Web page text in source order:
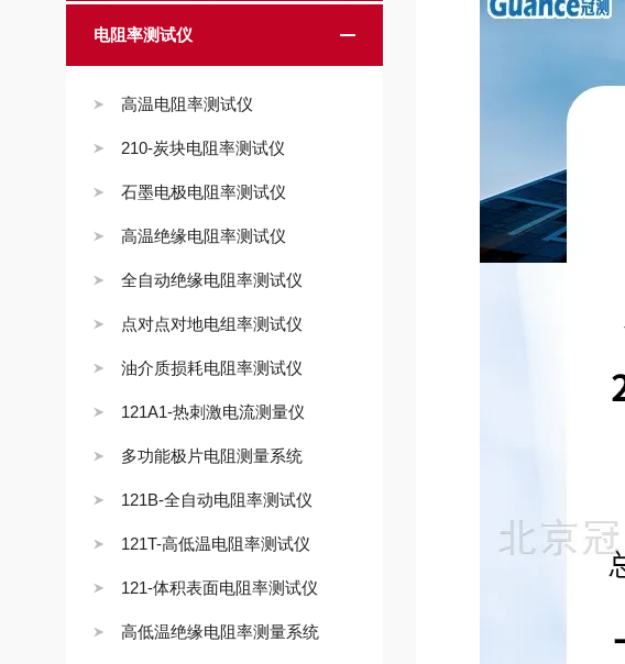
电阻率测试仪
高温电阻率测试仪
210-炭块电阻率测试仪
石墨电极电阻率测试仪
高温绝缘电阻率测试仪
全自动绝缘电阻率测试仪
点对点对地电组率测试仪
油介质损耗电阻率测试仪
121A1-热刺激电流测量仪
多功能极片电阻测量系统
121B-全自动电阻率测试仪
121T-高低温电阻率测试仪
121-体积表面电阻率测试仪
高低温绝缘电阻率测量系统